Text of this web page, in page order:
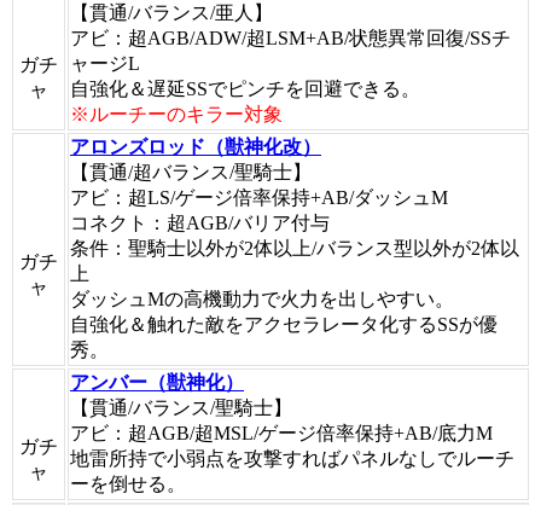
ガチ
ャ
【貫通/バランス/亜人】
アビ：超AGB/ADW/超LSM+AB/状態異常回復/SSチ
ャージL
自強化＆遅延SSでピンチを回避できる。
※ルーチーのキラー対象
ガチ
ャ
アロンズロッド（獣神化改）
【貫通/超バランス/聖騎士】
アビ：超LS/ゲージ倍率保持+AB/ダッシュM
コネクト：超AGB/バリア付与
条件：聖騎士以外が2体以上/バランス型以外が2体以
上
ダッシュMの高機動力で火力を出しやすい。
自強化＆触れた敵をアクセラレータ化するSSが優
秀。
ガチ
ャ
アンバー（獣神化）
【貫通/バランス/聖騎士】
アビ：超AGB/超MSL/ゲージ倍率保持+AB/底力M
地雷所持で小弱点を攻撃すればパネルなしでルーチ
ーを倒せる。